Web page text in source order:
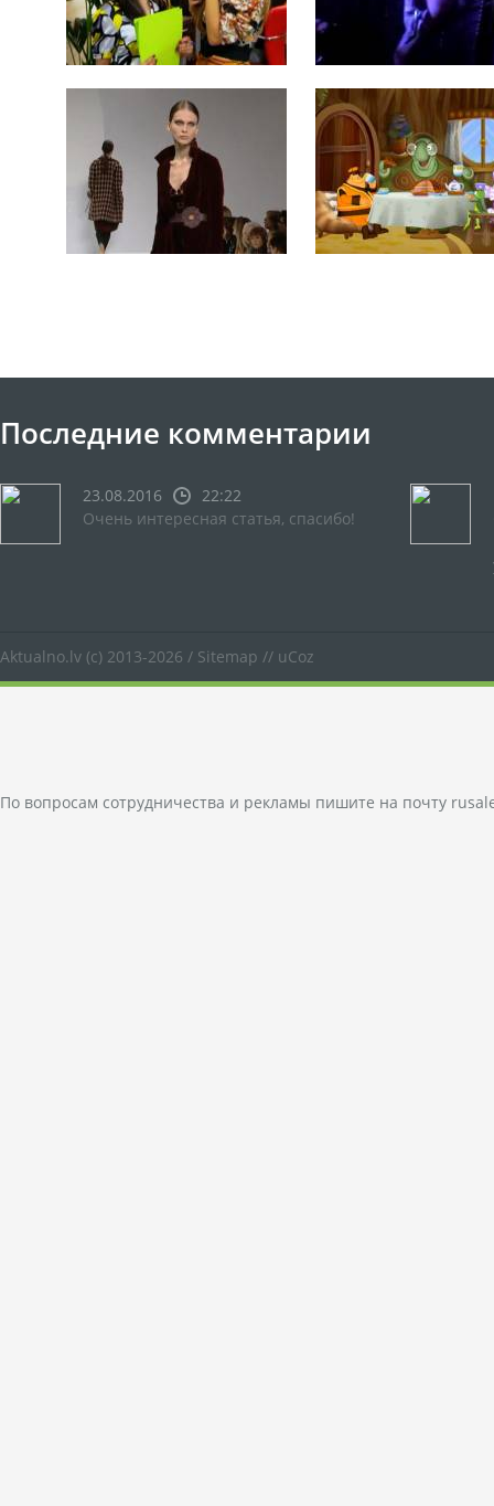
Последние комментарии
23.08.2016
22:22
Очень интересная статья, спасибо!
Aktualno.lv (c) 2013-2026 / Sitemap // uCoz
По вопросам сотрудничества и рекламы пишите на почту